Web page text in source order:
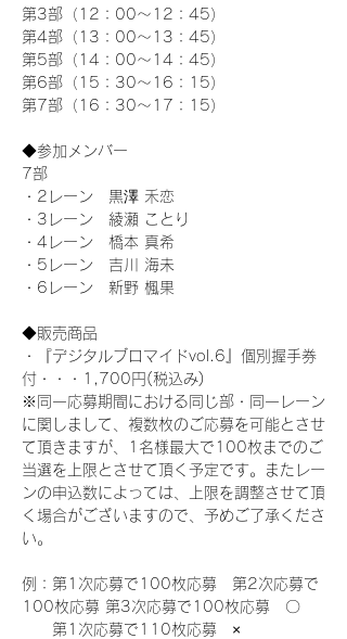
第3部（12：00～12：45）
第4部（13：00～13：45）
第5部（14：00～14：45）
第6部（15：30～16：15）
第7部（16：30～17：15）
◆参加メンバー
7部
・2レーン　黒澤 禾恋
・3レーン　綾瀬 ことり
・4レーン　橋本 真希
・5レーン　吉川 海未
・6レーン　新野 楓果
◆販売商品
・『デジタルブロマイドvol.6』個別握手券
付・・・1,700円(税込み)
※同一応募期間における同じ部・同一レーン
に関しまして、複数枚のご応募を可能とさせ
て頂きますが、1名様最大で100枚までのご
当選を上限とさせて頂く予定です。またレー
ンの申込数によっては、上限を調整させて頂
く場合がございますので、予めご了承くださ
い。
例：第1次応募で100枚応募　第2次応募で
100枚応募 第3次応募で100枚応募　〇
第1次応募で110枚応募　×